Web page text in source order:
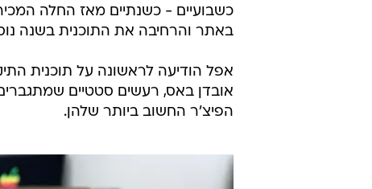
כשבועיים - כשנתיים מאז החלה
באתר והרחיבה את התוכנית בשנה
אפל הודיעה לראשונה על תוכנית
אובדן באס, רעשים סטטיים
הפיצ'ר החשוב ביותר שלהן.